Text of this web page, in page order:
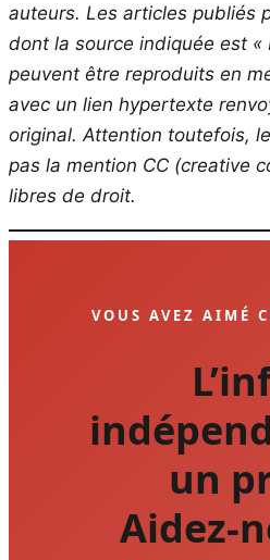
auteurs. Les articles publiés
dont la source indiquée est «
peuvent être reproduits en
avec un lien hypertexte
original. Attention toutefois,
pas la mention CC (creative
libres de droit.
VOUS AVEZ AIMÉ
un
Aidez-